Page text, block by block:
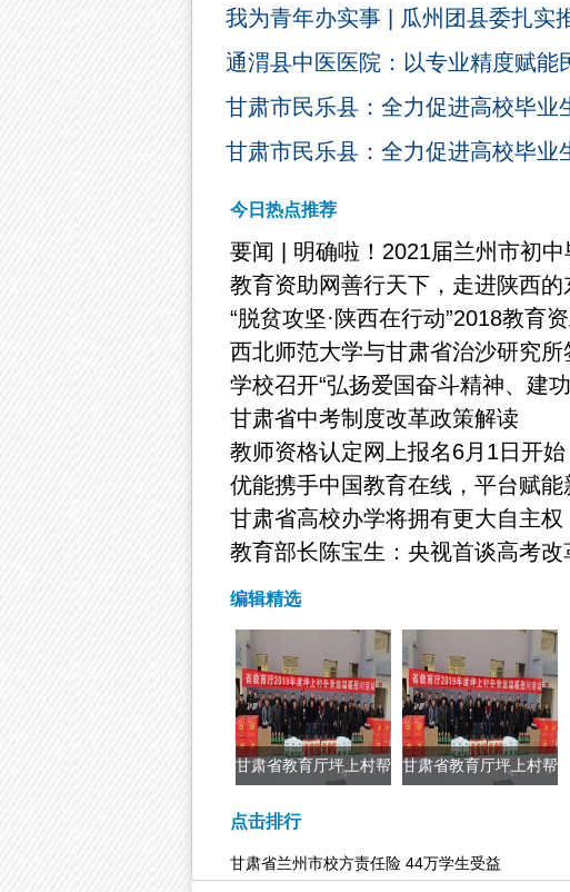
我为青年办实事 | 瓜州团县委扎实
通渭县中医医院：以专业精度赋能
甘肃市民乐县：全力促进高校毕业
甘肃市民乐县：全力促进高校毕业
今日热点推荐
要闻 | 明确啦！2021届兰州市初
教育资助网善行天下，走进陕西的
“脱贫攻坚·陕西在行动”2018教育
西北师范大学与甘肃省治沙研究所
学校召开“弘扬爱国奋斗精神、建
甘肃省中考制度改革政策解读
教师资格认定网上报名6月1日开始
优能携手中国教育在线，平台赋能
甘肃省高校办学将拥有更大自主权
教育部长陈宝生：央视首谈高考改
编辑精选
甘肃省教育厅坪上村帮 甘肃省教育厅坪上村帮
点击排行
甘肃省兰州市校方责任险 44万学生受益